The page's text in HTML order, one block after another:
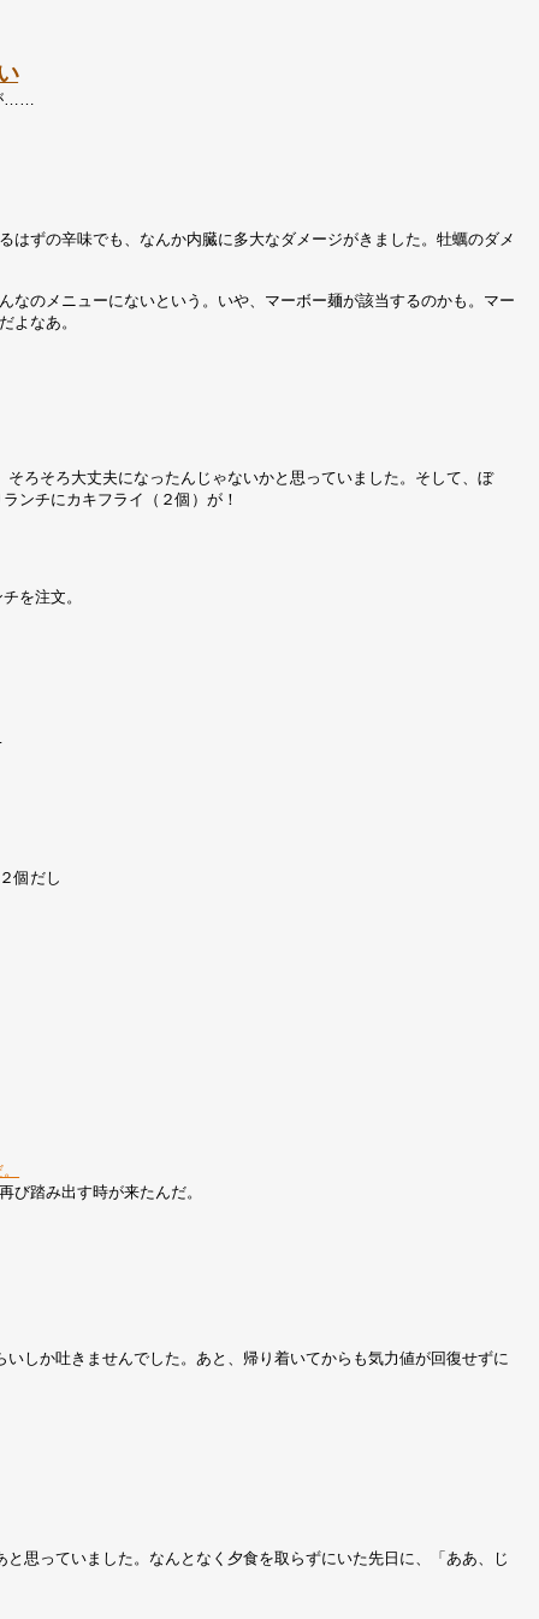
……
はずの辛味でも、なんか内臓に多大なダメージがきました。牡蠣のダメ
なのメニューにないという。いや、マーボー麺が該当するのかも。マー
よなあ。
ろそろ大丈夫になったんじゃないかと思っていました。そして、ぼ
ンチにカキフライ（２個）が！
を注文。
個だし
す時が来たんだ。
しか吐きませんでした。あと、帰り着いてからも気力値が回復せずに
思っていました。なんとなく夕食を取らずにいた先日に、「ああ、じ